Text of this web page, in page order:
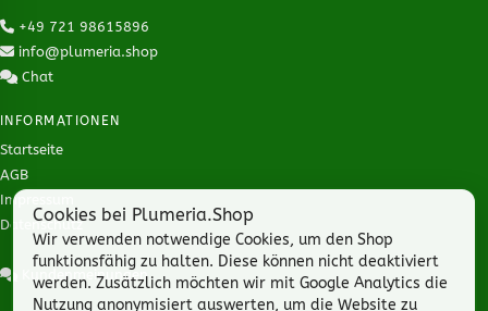
+49 721 98615896
info@plumeria.shop
Chat
INFORMATIONEN
Startseite
AGB
Impressum
Datenschutz
Kundenmeinungen
Cookies bei Plumeria.Shop
Wir verwenden notwendige Cookies, um den Shop
funktionsfähig zu halten. Diese können nicht deaktiviert
werden. Zusätzlich möchten wir mit Google Analytics die
Nutzung anonymisiert auswerten, um die Website zu